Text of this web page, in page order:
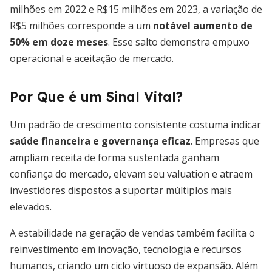
milhões em 2022 e R$15 milhões em 2023, a variação de
R$5 milhões corresponde a um notável aumento de
50% em doze meses. Esse salto demonstra empuxo
operacional e aceitação de mercado.
Por Que é um Sinal Vital?
Um padrão de crescimento consistente costuma indicar
saúde financeira e governança eficaz. Empresas que
ampliam receita de forma sustentada ganham
confiança do mercado, elevam seu valuation e atraem
investidores dispostos a suportar múltiplos mais
elevados.
A estabilidade na geração de vendas também facilita o
reinvestimento em inovação, tecnologia e recursos
humanos, criando um ciclo virtuoso de expansão. Além